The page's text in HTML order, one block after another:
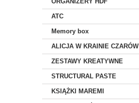
ATC
Memory box
ALICJA W KRAINIE CZARÓW
ZESTAWY KREATYWNE
STRUCTURAL PASTE
KSIĄŻKI MAREMI